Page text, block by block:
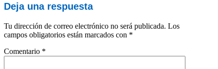
Deja una respuesta
Tu dirección de correo electrónico no será publicada. Los
campos obligatorios están marcados con *
Comentario *